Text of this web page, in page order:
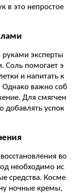
в это непростое
эксперты
Соль помогает э
и напитать к
важно соб
Для смягчен
добавлять успок
во
необходимо ис
средства. Косме
ночные кремы,